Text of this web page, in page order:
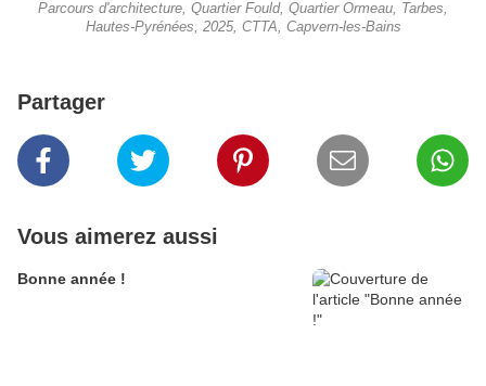
Parcours d'architecture, Quartier Fould, Quartier Ormeau, Tarbes,
Hautes-Pyrénées, 2025, CTTA, Capvern-les-Bains
Partager
Vous aimerez aussi
Bonne année !